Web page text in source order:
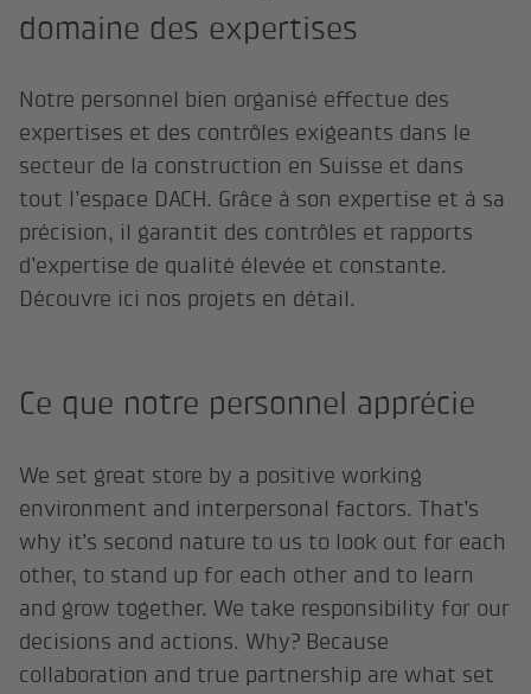
domaine des expertises
Notre personnel bien organisé effectue des
expertises et des contrôles exigeants dans le
secteur de la construction en Suisse et dans
tout l’espace DACH. Grâce à son expertise et à sa
précision, il garantit des contrôles et rapports
d’expertise de qualité élevée et constante.
Découvre ici nos projets en détail.
Ce que notre personnel apprécie
We set great store by a positive working
environment and interpersonal factors. That’s
why it’s second nature to us to look out for each
other, to stand up for each other and to learn
and grow together. We take responsibility for our
decisions and actions. Why? Because
collaboration and true partnership are what set